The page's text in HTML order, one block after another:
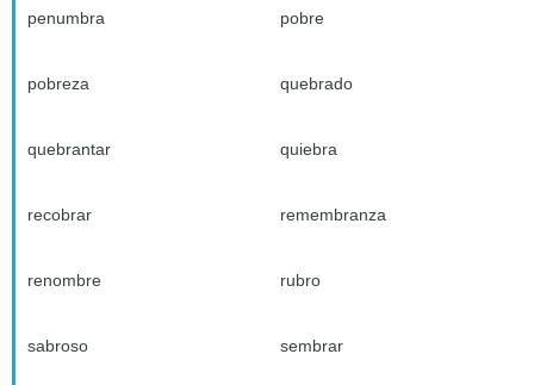
penumbra pobre
pobreza quebrado
quebrantar quiebra
recobrar remembranza
renombre rubro
sabroso sembrar